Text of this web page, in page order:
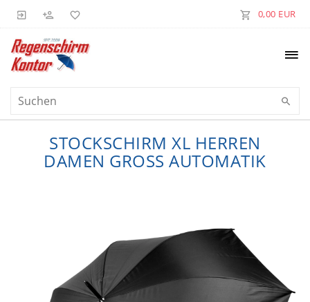
0,00 EUR
STOCKSCHIRM XL HERREN
DAMEN GROSS AUTOMATIK